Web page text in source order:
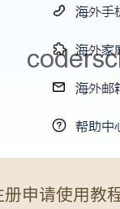
申请使用教